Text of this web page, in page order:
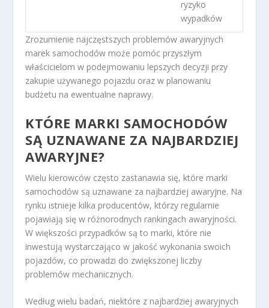
ryzyko
wypadków
Zrozumienie najczęstszych problemów awaryjnych
marek samochodów może pomóc przyszłym
właścicielom w podejmowaniu lepszych decyzji przy
zakupie używanego pojazdu oraz w planowaniu
budżetu na ewentualne naprawy.
KTÓRE MARKI SAMOCHODÓW
SĄ UZNAWANE ZA NAJBARDZIEJ
AWARYJNE?
Wielu kierowców często zastanawia się, które marki
samochodów są uznawane za najbardziej awaryjne. Na
rynku istnieje kilka producentów, którzy regularnie
pojawiają się w różnorodnych rankingach awaryjności.
W większości przypadków są to marki, które nie
inwestują wystarczająco w jakość wykonania swoich
pojazdów, co prowadzi do zwiększonej liczby
problemów mechanicznych.
Według wielu badań, niektóre z najbardziej awaryjnych